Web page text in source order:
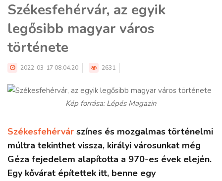
Székesfehérvár, az egyik
legősibb magyar város
története
2022-03-17 08:04:20 2631
Kép forrása: Lépés Magazin
Székesfehérvár színes és mozgalmas történelmi
múltra tekinthet vissza, királyi városunkat még
Géza fejedelem alapította a 970-es évek elején.
Egy kővárat építettek itt, benne egy